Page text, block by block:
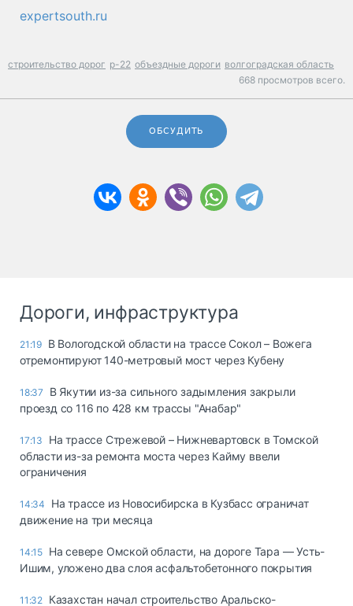
expertsouth.ru
строительство дорог р-22 объездные дороги волгоградская область
668 просмотров всего.
ОБСУДИТЬ
Дороги, инфраструктура
21:19 В Вологодской области на трассе Сокол – Вожега
отремонтируют 140-метровый мост через Кубену
18:37
В Якутии из-за сильного задымления закрыли
проезд со 116 по 428 км трассы "Анабар"
17:13
На трассе Стрежевой – Нижневартовск в Томской
области из-за ремонта моста через Кайму ввели
ограничения
14:34
На трассе из Новосибирска в Кузбасс ограничат
движение на три месяца
14:15 На севере Омской области, на дороге Тара — Усть-
Ишим, уложено два слоя асфальтобетонного покрытия
11:32 Казахстан начал строительство Аральско-